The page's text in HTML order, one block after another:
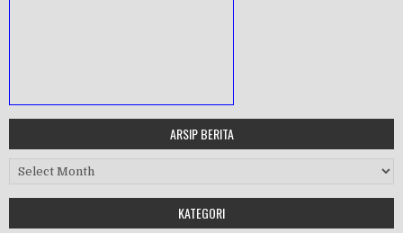
Workshop Perangkat 2019
ARSIP BERITA
Arsip Berita
KATEGORI